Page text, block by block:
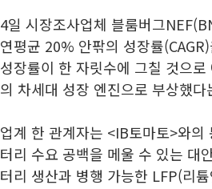
4일 시장조사업체 블룸버그
연평균 20% 안팎의 성장률
성장률이 한 자릿수에 그칠 것으
의 차세대 성장 엔진으로 부상했
업계 한 관계자는 <IB토마토>와
터리 수요 공백을 메울 수 있는 대
터리 생산과 병행 가능한 LFP(리